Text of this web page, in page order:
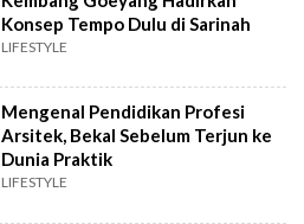
Konsep Tempo Dulu di Sarinah
LIFESTYLE
Mengenal Pendidikan Profesi
Arsitek, Bekal Sebelum Terjun ke
Dunia Praktik
LIFESTYLE